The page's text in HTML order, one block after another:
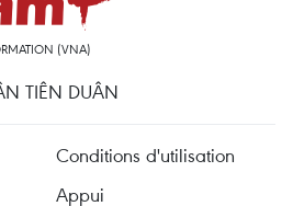
(VNA)
TIÊN DUÂN
Conditions d'utilisation
Appui